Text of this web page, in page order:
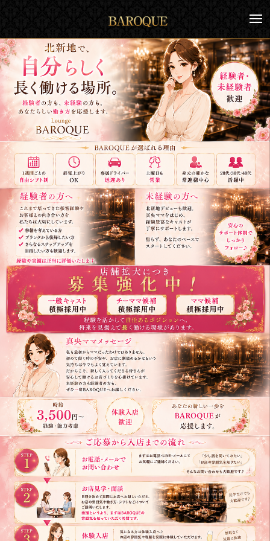
テ
ン
ツ
へ
ス
キ
ッ
プ
メ
ュ
ー